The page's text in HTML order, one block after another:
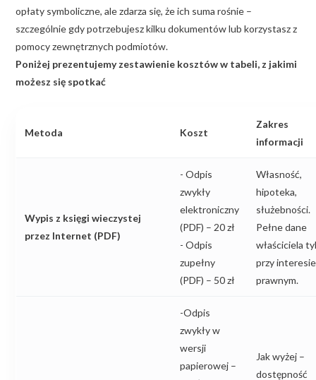
opłaty symboliczne, ale zdarza się, że ich suma rośnie –
szczególnie gdy potrzebujesz kilku dokumentów lub korzystasz z
pomocy zewnętrznych podmiotów.
Poniżej prezentujemy zestawienie kosztów w tabeli, z jakimi
możesz się spotkać
Metoda Koszt
Zakres
informacji
Wypis z księgi wieczystej
przez Internet (PDF)
- Odpis
zwykły
elektroniczny
(PDF) – 20 zł
- Odpis
zupełny
(PDF) – 50 zł
Własność,
hipoteka,
służebności.
Pełne dane
właściciela
przy interesie
prawnym.
-Odpis
zwykły w
wersji
papierowej –
Jak wyżej –
dostępność